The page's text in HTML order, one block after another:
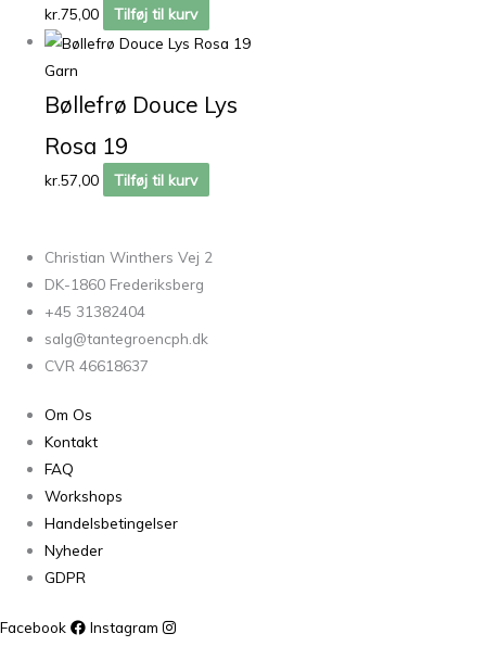
kr.75,00 Tilføj til kurv
Garn
Bøllefrø Douce Lys
Rosa 19
kr.57,00 Tilføj til kurv
Christian Winthers Vej 2
DK-1860 Frederiksberg
+45 31382404
salg@tantegroencph.dk
CVR 46618637
Om Os
Kontakt
FAQ
Workshops
Handelsbetingelser
Nyheder
GDPR
Facebook Instagram